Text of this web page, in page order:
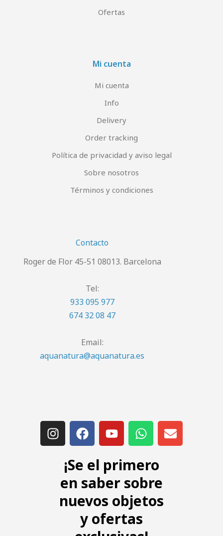
Ofertas
Mi cuenta
Mi cuenta
Info
Delivery
Order tracking
Política de privacidad y aviso legal
Sobre nosotros
Términos y condiciones
Contacto
Roger de Flor 45-51 08013. Barcelona
Tel:
933 095 977
674 32 08 47
Email:
aquanatura@aquanatura.es
¡Se el primero
en saber sobre
nuevos objetos
y ofertas